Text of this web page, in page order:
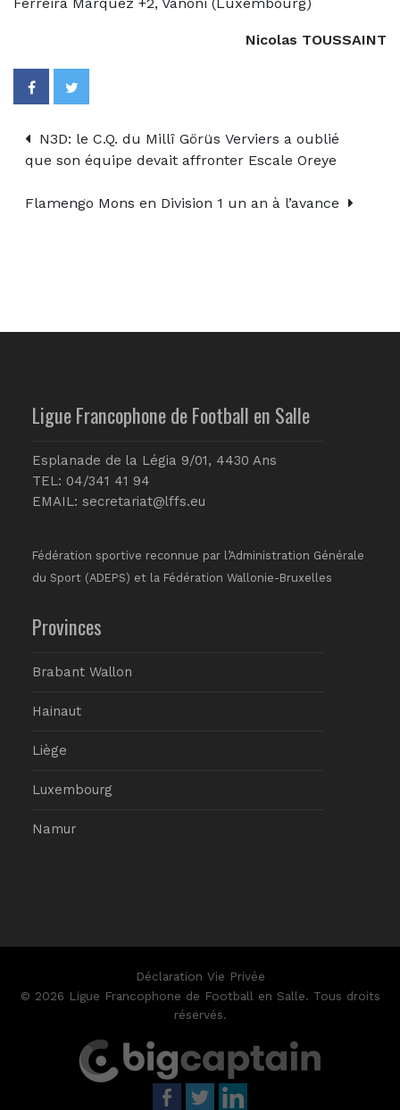
Nicolas TOUSSAINT
N3D: le C.Q. du Millî Görüs Verviers a oublié
que son équipe devait affronter Escale Oreye
Flamengo Mons en Division 1 un an à l’avance
Ligue Francophone de Football en Salle
Esplanade de la Légia 9/01, 4430 Ans
TEL: 04/341 41 94
EMAIL: secretariat@lffs.eu
Fédération sportive reconnue par l’Administration Générale
du Sport (ADEPS) et la Fédération Wallonie-Bruxelles
Provinces
Brabant Wallon
Hainaut
Liège
Luxembourg
Namur
Déclaration Vie Privée
© 2026 Ligue Francophone de Football en Salle. Tous droits
réservés.